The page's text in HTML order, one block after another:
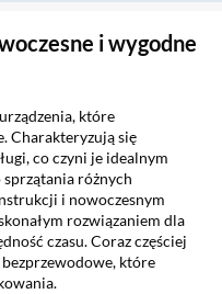
i wygodne
które
Charakteryzują się
co czyni je idealnym
różnych
i nowoczesnym
rozwiązaniem dla
czasu. Coraz częściej
które